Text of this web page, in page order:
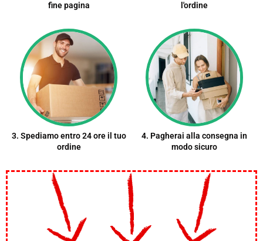
fine pagina
l'ordine
3. Spediamo entro 24 ore il tuo
ordine
4. Pagherai alla consegna in
modo sicuro